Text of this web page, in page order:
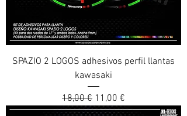
SPAZIO 2 LOGOS adhesivos perfil llantas
kawasaki
Prix original
18,00 € Prix promotionnel
11,00 €